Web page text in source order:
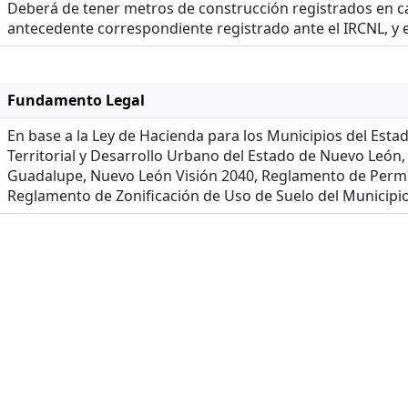
Deberá de tener metros de construcción registrados en
antecedente correspondiente registrado ante el IRCNL,
Fundamento Legal
En base a la Ley de Hacienda para los Municipios del
Territorial y Desarrollo Urbano del Estado de Nuevo
Guadalupe, Nuevo León Visión 2040, Reglamento de
Reglamento de Zonificación de Uso de Suelo del